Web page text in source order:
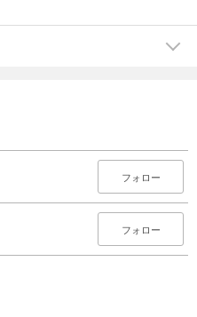
フォロー
フォロー